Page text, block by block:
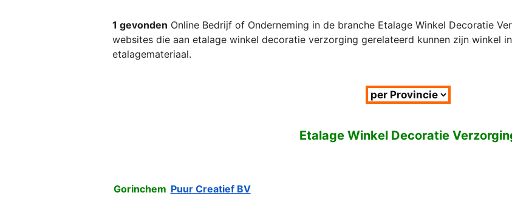
1 gevonden Online Bedrijf of Onderneming in de branche Etalage Winkel Decoratie
websites die aan etalage winkel decoratie verzorging gerelateerd kunnen zijn winkel
etalagemateriaal.
Etalage Winkel Decoratie
Gorinchem Puur Creatief BV